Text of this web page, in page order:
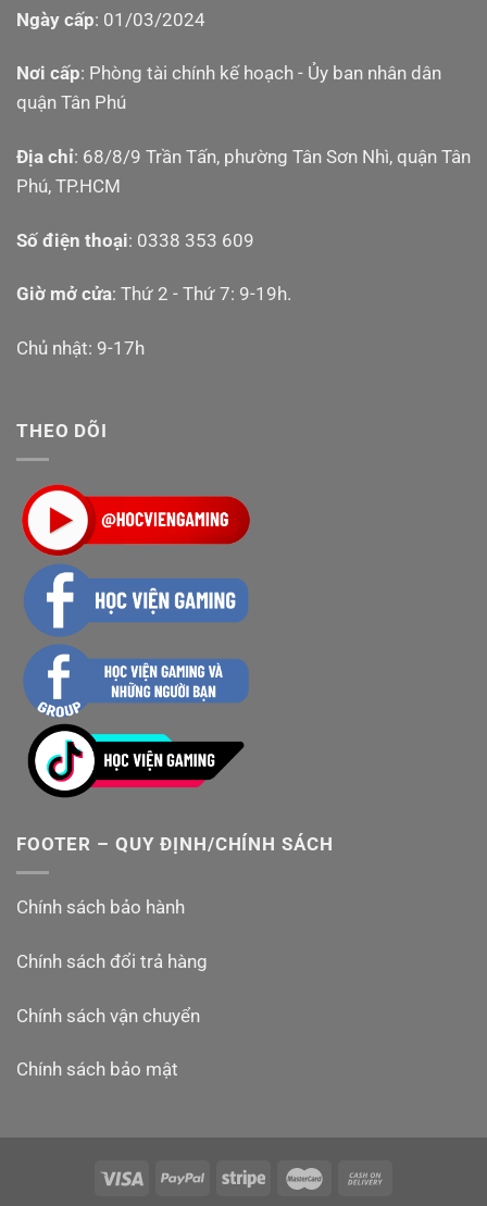
Ngày cấp: 01/03/2024
Nơi cấp: Phòng tài chính kế hoạch - Ủy ban nhân dân
quận Tân Phú
Địa chỉ: 68/8/9 Trần Tấn, phường Tân Sơn Nhì, quận Tân
Phú, TP.HCM
Số điện thoại: 0338 353 609
Giờ mở cửa: Thứ 2 - Thứ 7: 9-19h.
Chủ nhật: 9-17h
THEO DÕI
FOOTER – QUY ĐỊNH/CHÍNH SÁCH
Chính sách bảo hành
Chính sách đổi trả hàng
Chính sách vận chuyển
Chính sách bảo mật